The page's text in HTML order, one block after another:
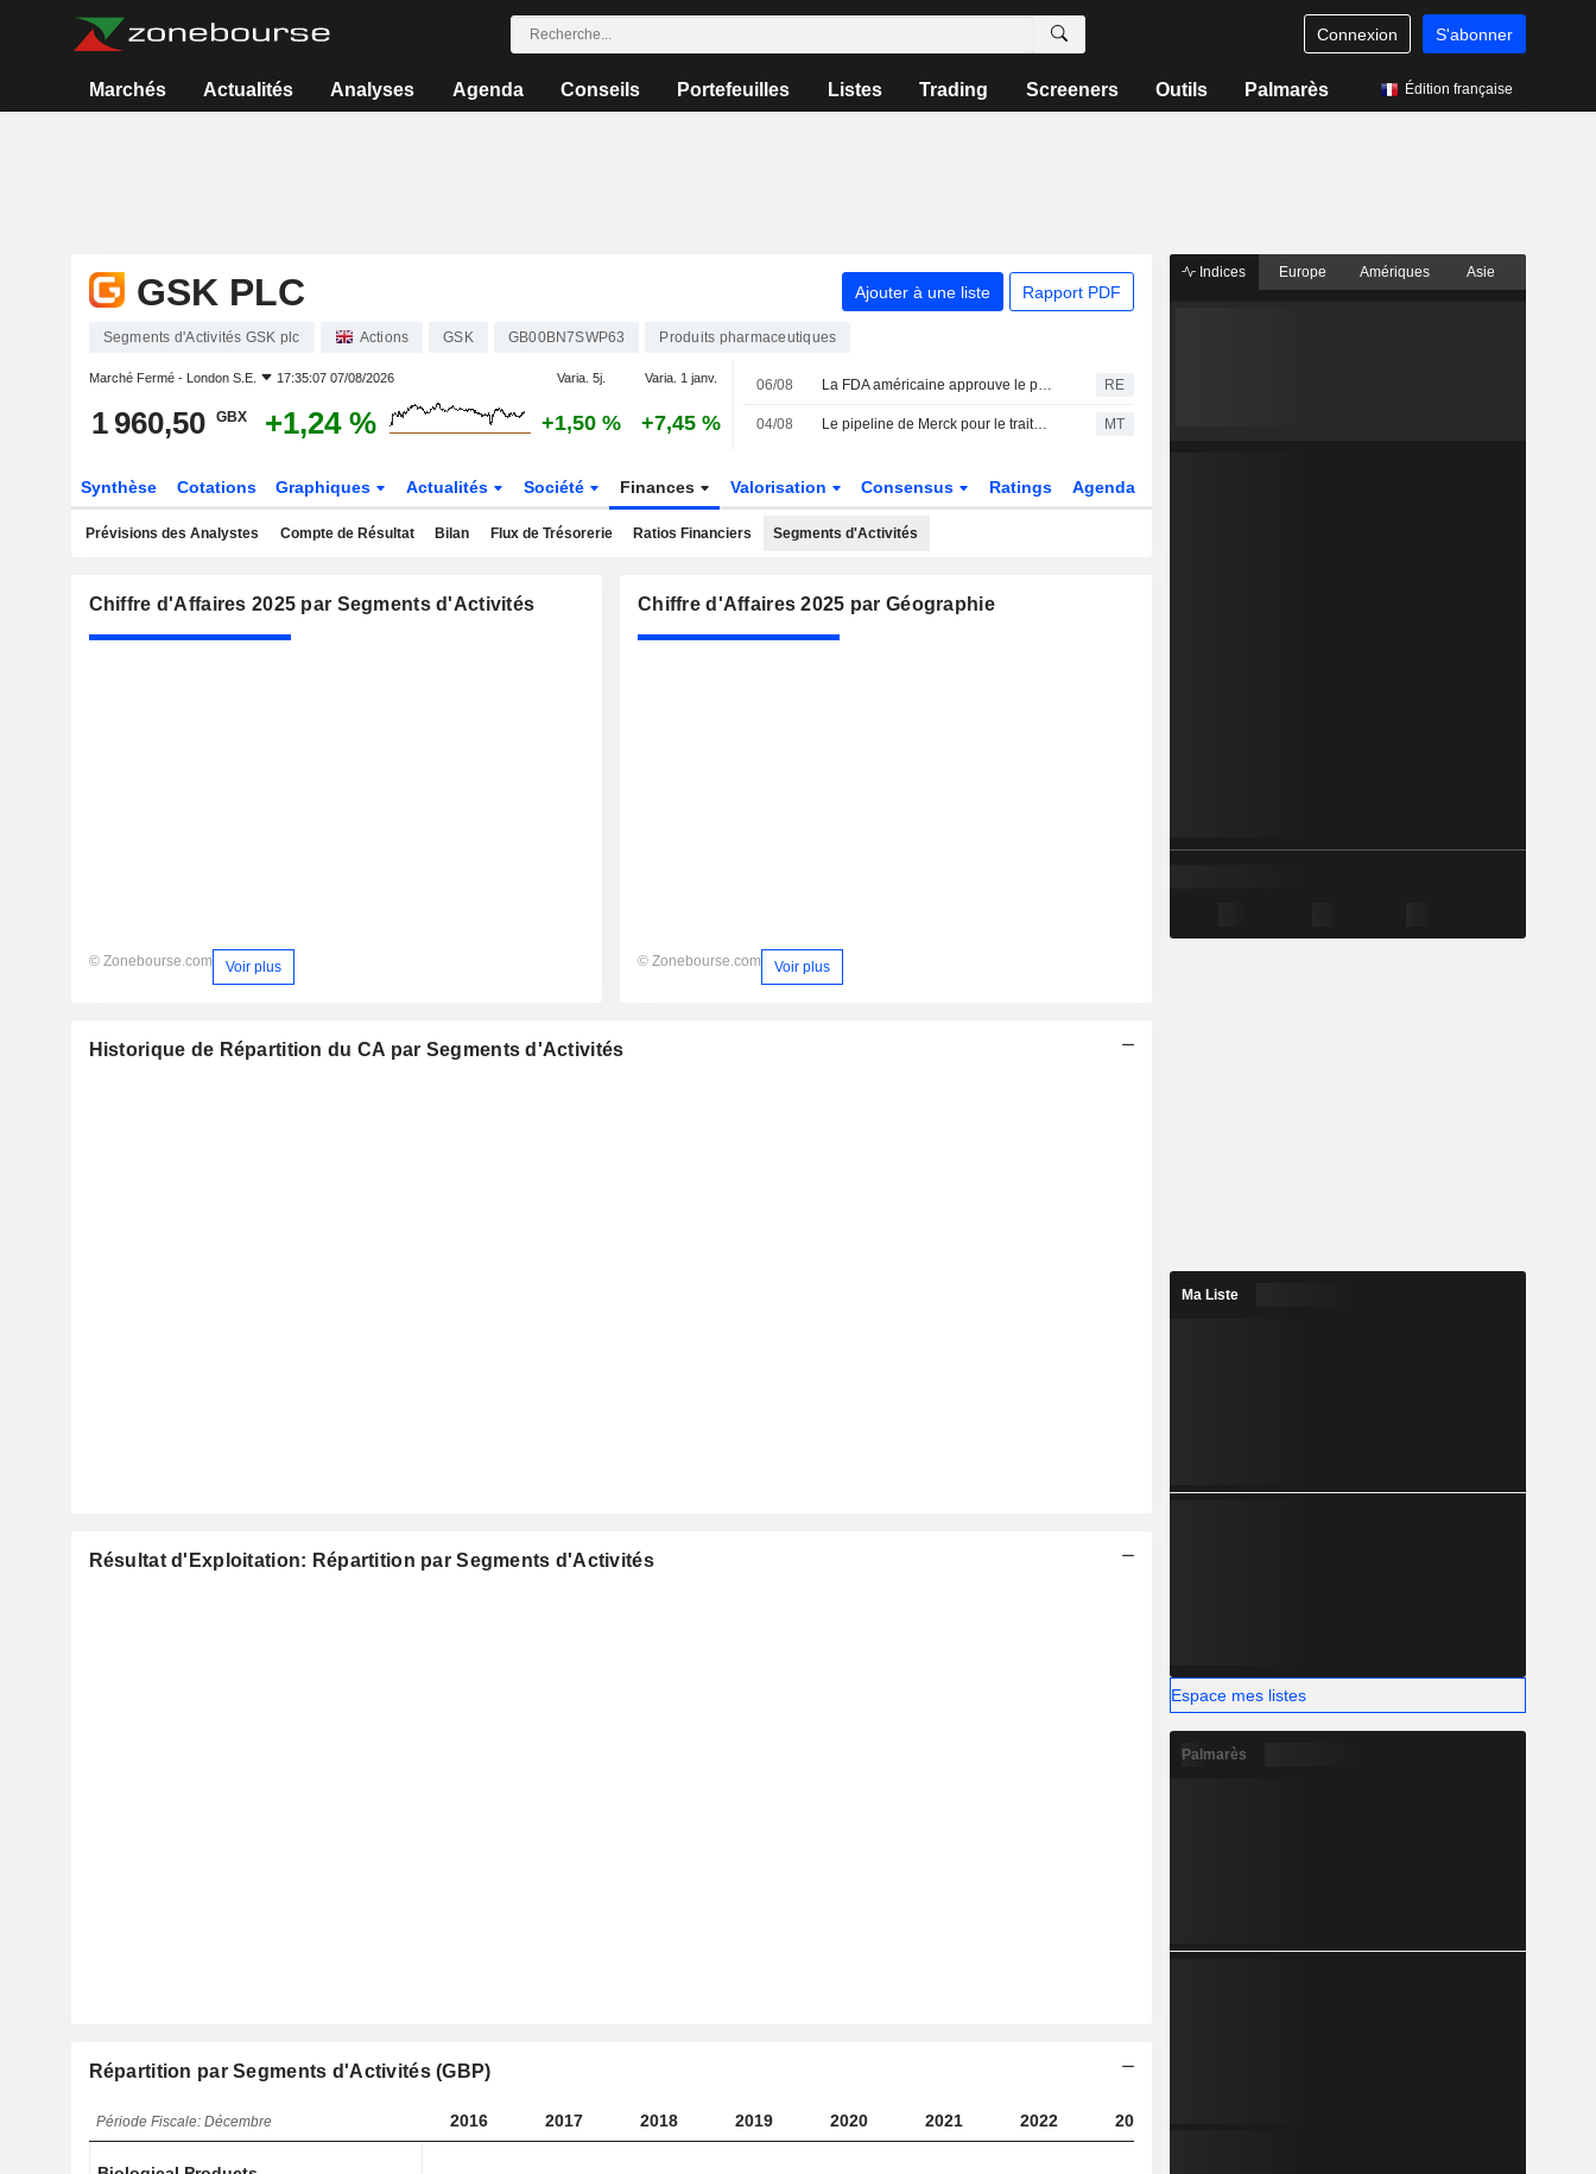
Connexion S'abonner
Marchés Actualités Analyses Agenda Conseils Portefeuilles Listes Trading Screeners Outils Palmarès Édition française
GSK PLC Ajouter à une liste Rapport PDF
Segments d'Activités GSK plc Actions GSK GB00BN7SWP63 Produits pharmaceutiques
Marché Fermé - London S.E. 17:35:07 07/08/2026 Varia. 5j. Varia. 1 janv.
1 960,50 GBX +1,24 % +1,50 % +7,45 %
06/08 La FDA américaine approuve le premier vaccin contre la grippe à ARNm de Moderna RE
04/08 Le pipeline de Merck pour le traitement hebdomadaire du VIH jugé " intéressant » par UBS MT
Synthèse Cotations Graphiques Actualités Société Finances Valorisation Consensus Ratings Agenda
Prévisions des Analystes Compte de Résultat Bilan Flux de Trésorerie Ratios Financiers Segments d'Activités
Chiffre d'Affaires 2025 par Segments d'Activités
© Zonebourse.com Voir plus
Chiffre d'Affaires 2025 par Géographie
© Zonebourse.com Voir plus
Historique de Répartition du CA par Segments d'Activités
Résultat d'Exploitation: Répartition par Segments d'Activités
Répartition par Segments d'Activités (GBP)
Période Fiscale: Décembre 2016 2017 2018 2019 2020 2021 2022 2023
Indices Europe Amériques Asie
Ma Liste
Espace mes listes
Palmarès